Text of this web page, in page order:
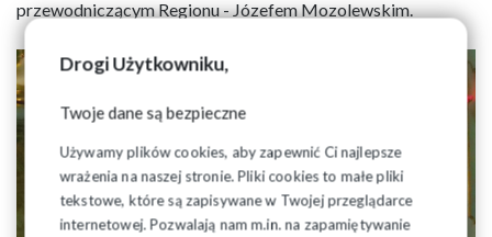
Drogi Użytkowniku,
Twoje dane są bezpieczne
Używamy plików cookies, aby zapewnić Ci najlepsze
wrażenia na naszej stronie. Pliki cookies to małe pliki
tekstowe, które są zapisywane w Twojej przeglądarce
internetowej. Pozwalają nam m.in. na zapamiętywanie
przewodniczącym Regionu - Józefem Mozolewskim.